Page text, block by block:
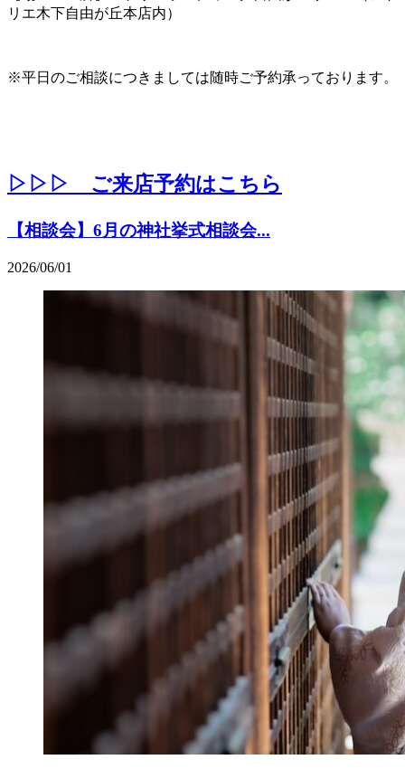
リエ木下自由が丘本店内）
※平日のご相談につきましては随時ご予約承っております。
▷▷▷ ご来店予約はこちら
【相談会】6月の神社挙式相談会...
2026/06/01